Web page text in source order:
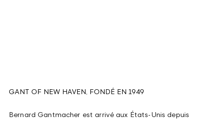
GANT OF NEW HAVEN, FONDÉ EN 1949
Bernard Gantmacher est arrivé aux États-Unis depuis